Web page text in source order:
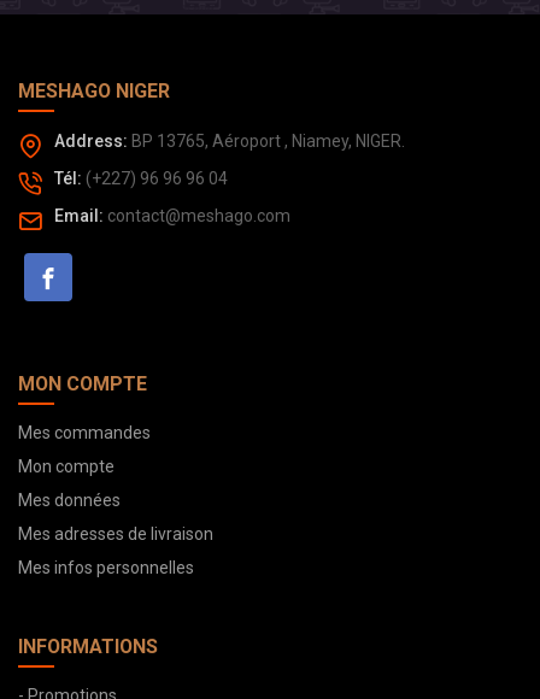
MESHAGO NIGER
Address: BP 13765, Aéroport , Niamey, NIGER.
Tél: (+227) 96 96 96 04
Email: contact@meshago.com
MON COMPTE
Mes commandes
Mon compte
Mes données
Mes adresses de livraison
Mes infos personnelles
INFORMATIONS